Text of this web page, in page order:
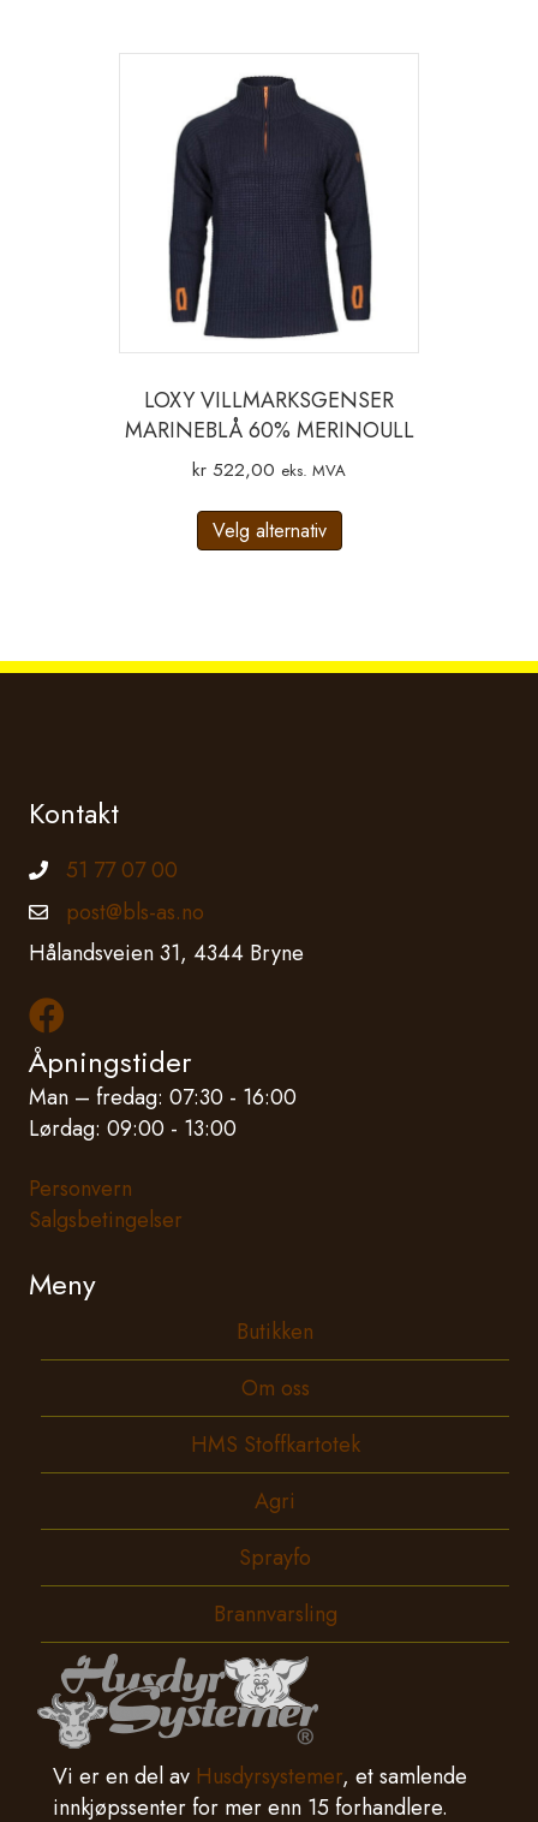
kan
velges
på
produktsiden
LOXY VILLMARKSGENSER
MARINEBLÅ 60% MERINOULL
kr 522,00 eks. MVA
Velg alternativ
Dette
Alternativene
Kontakt
Telefonnummer
51 77 07 00
Epostadresse
post@bls-as.no
Hålandsveien 31, 4344 Bryne
Les mer om oss på Facebook
Åpningstider
Man – fredag: 07:30 - 16:00
Lørdag: 09:00 - 13:00
Personvern
Salgsbetingelser
Meny
Butikken
Om oss
HMS Stoffkartotek
Agri
Sprayfo
Brannvarsling
Vi er en del av Husdyrsystemer, et samlende
innkjøpssenter for mer enn 15 forhandlere.